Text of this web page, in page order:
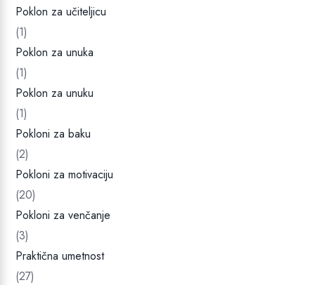
Poklon za učiteljicu
(1)
Poklon za unuka
(1)
Poklon za unuku
(1)
Pokloni za baku
(2)
Pokloni za motivaciju
(20)
Pokloni za venčanje
(3)
Praktična umetnost
(27)